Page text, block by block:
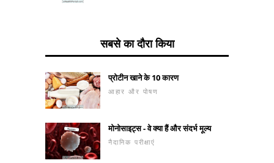
सबसे का दौरा किया
प्रोटीन खाने के 10 कारण
आहार और पोषण
मोनोसाइट्स - वे क्या हैं और संदर्भ मूल्य
नैदानिक ​​परीक्षाएं